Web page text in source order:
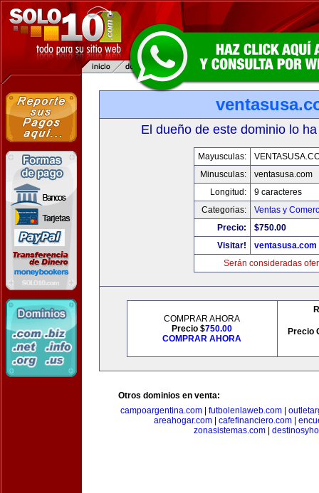
El dueño de este dominio lo
Mayusculas:
Minusculas:
ventasusa.com
Longitud:
9 caracteres
Categorias:
Ventas y
Precio:
$750.00
Visitar!
ventasusa.com
Serán consideradas
COMPRAR AHORA
Precio $750.00
COMPRAR AHORA
Precio
Otros dominios en venta:
campoargentina.com| futbolenlaweb.com|
areahogar.com| cafefinanciero.com|
zonasistemas.com